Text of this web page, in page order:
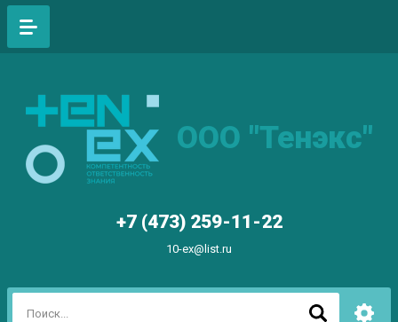
ООО "Тенэкс"
+7 (473) 259-11-22
10-ex@list.ru